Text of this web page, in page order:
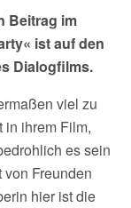
Beitrag im
ist auf den
Dialogfilms.
viel zu
in ihrem Film,
es sein
Freunden
hier ist die